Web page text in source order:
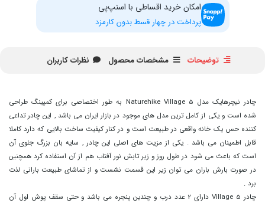
امکان خرید اقساطی با اسنپ‌پی
پرداخت در چهار قسط بدون کارمزد
توضیحات مشخصات محصول نظرات کاربران
چادر نیچرهایک مدل Naturehike Village 5 به طور اختصاصی برای کمپینگ طراحی
شده است و یکی از کامل ترین مدل های موجود در بازار ایران می باشد , این چادر تداعی
کننده حس یک خانه واقعی در طبیعت است و در کنار کیفیت ساخت بالایی که دارد کاملا
قابل اطمینان می باشد . یکی از مزیت های اصلی این چادر , سایه بان بزرگ جلوی آن
است که باعث می شود در طول روز و زیر تابش نور آفتاب هم از آن استفاده کرد همچنین
در صورت بارش باران می توان زیر این قسمت نشست و از تماشای طبیعت بارانی لذت
برد .
چادر Village 5 دارای 2 عدد درب و چندین پنجره می باشد و حتی سقف پوش اول آن